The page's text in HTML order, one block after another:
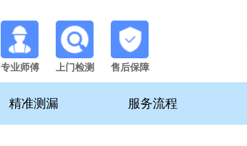
专业师傅 上门检测 售后保障
精准测漏 服务流程